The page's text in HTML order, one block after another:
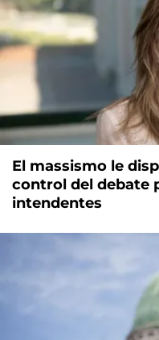
El massismo le
control del debate
intendentes